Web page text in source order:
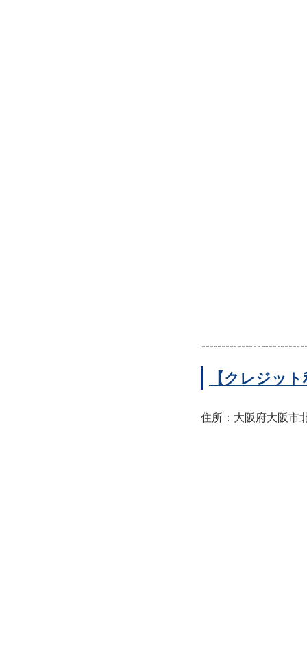
【クレジッ
住所：大阪府大阪市